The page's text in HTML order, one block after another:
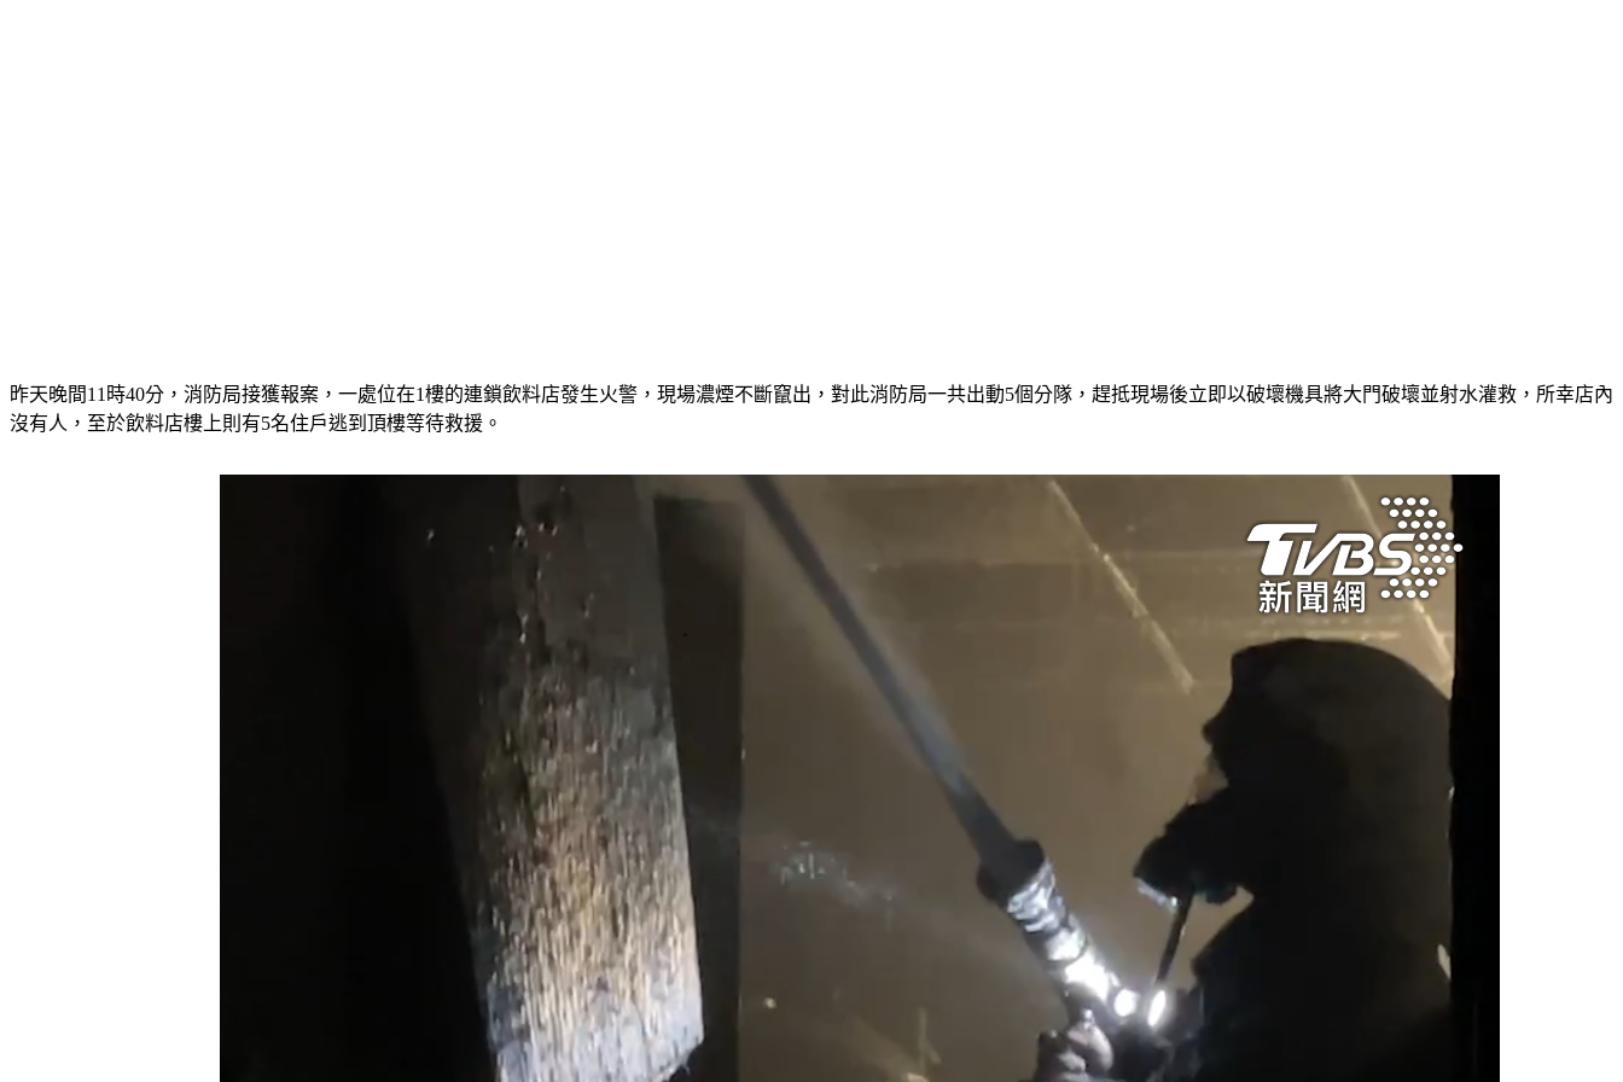
昨天晚間11時40分，消防局接獲報案，一處位在1樓的連鎖飲料店發生火警，現場濃煙不斷竄出，對此消防局一共出動5個分隊，趕抵現場後立即以破壞機具將大門破壞並射水灌救，所幸店內
沒有人，至於飲料店樓上則有5名住戶逃到頂樓等待救援。